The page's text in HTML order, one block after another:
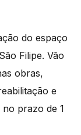
do espaço
Filipe. Vão
obras,
e
prazo de 1